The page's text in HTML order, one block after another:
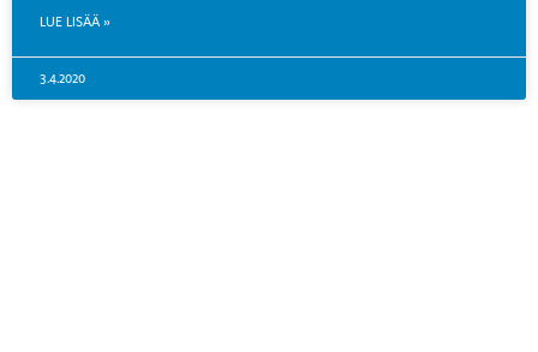
LUE LISÄÄ »
3.4.2020